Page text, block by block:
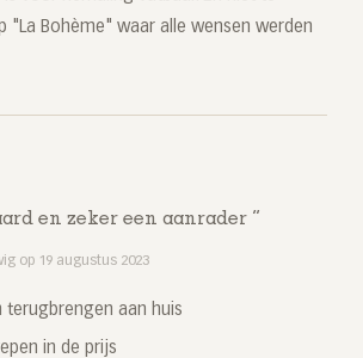
"La Bohème" waar alle wensen werden
en zeker een aanrader
op 19 augustus 2023
terugbrengen aan huis
in de prijs